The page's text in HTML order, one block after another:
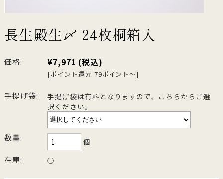
長生殿生〆 24枚桐箱入
価格: ¥7,971 (税込)
[ポイント還元 79ポイント～]
手提げ袋:
手提げ袋は有料となりますので、こちらからご選
択ください。
数量: 個
在庫: ○